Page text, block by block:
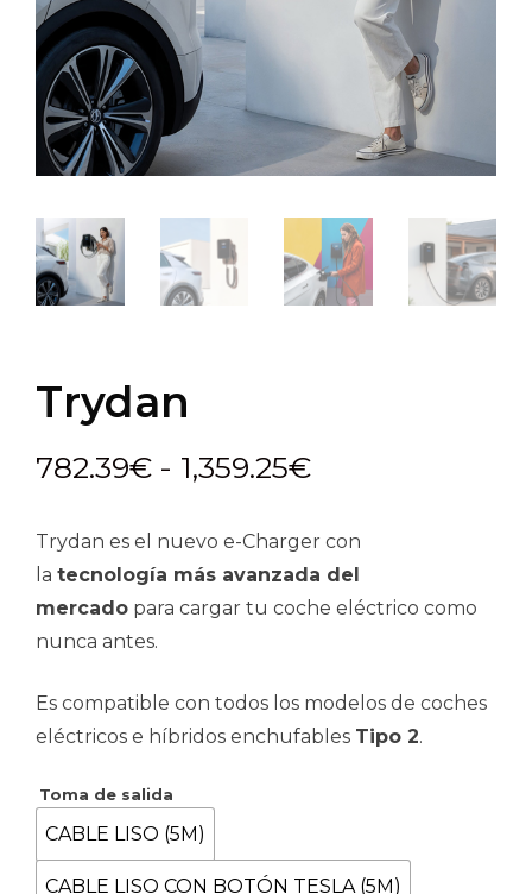
Trydan
782.39€ - 1,359.25€Rango
precios:
desde
hasta
1,359.25€
Trydan es el nuevo e-Charger con
la tecnología más avanzada del
mercado para cargar tu coche eléctrico como
nunca antes.
Es compatible con todos los modelos de coches
eléctricos e híbridos enchufables Tipo 2.
Toma de salida
CABLE LISO (5M)
CABLE LISO CON BOTÓN TESLA (5M)